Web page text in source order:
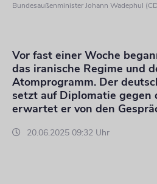
Bundesaußenminister Johann Wadephul
Vor fast einer Woche
das iranische Regime und
Atomprogramm. Der
setzt auf Diplomatie gegen
erwartet er von den
20.06.2025 09:32 Uhr